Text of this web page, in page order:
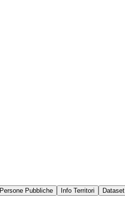
Persone Pubbliche Info Territori Dataset